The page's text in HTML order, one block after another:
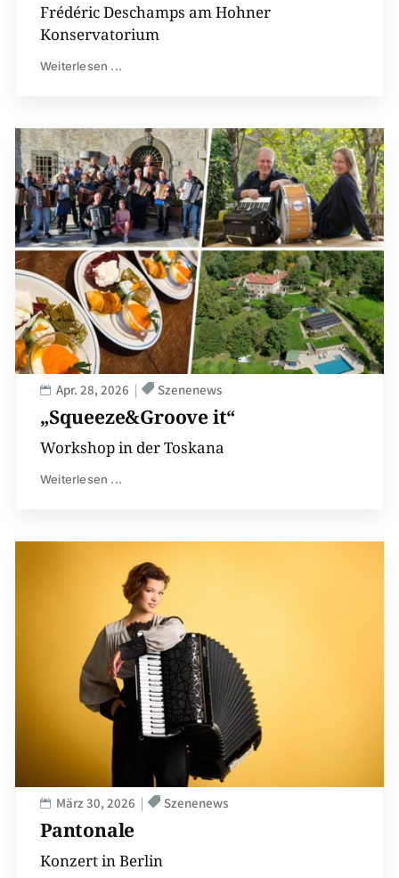
Frédéric Deschamps am Hohner
Konservatorium
Weiterlesen ...
„Squeeze&Groove it“
Apr. 28, 2026 Szenenews
Workshop in der Toskana
Weiterlesen ...
Pantonale
März 30, 2026 Szenenews
Konzert in Berlin